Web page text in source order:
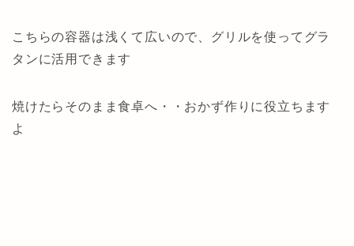
こちらの容器は浅くて広いので、グリルを使ってグラ
タンに活用できます
焼けたらそのまま食卓へ・・おかず作りに役立ちます
よ